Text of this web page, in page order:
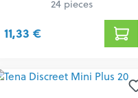
24 pieces
11,33 €